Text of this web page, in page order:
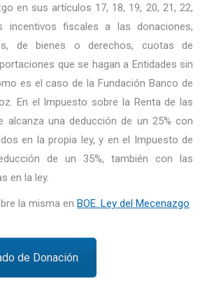
en sus artículos 17, 18, 19, 20, 21, 22,
fiscales a las donaciones,
de bienes o derechos, cuotas de
que se hagan a Entidades sin
es el caso de la Fundación Banco de
En el Impuesto sobre la Renta de las
alcanza una deducción de un 25% con
en la propia ley, y en el Impuesto de
de un 35%, también con las
en la ley.
la misma en BOE. Ley del Mecenazgo
de Donación